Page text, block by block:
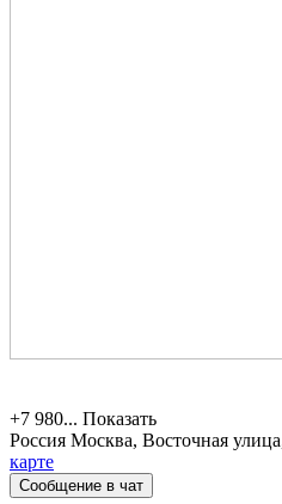
+7 980... Показать
Россия Москва, Восточная
карте
Сообщение в чат